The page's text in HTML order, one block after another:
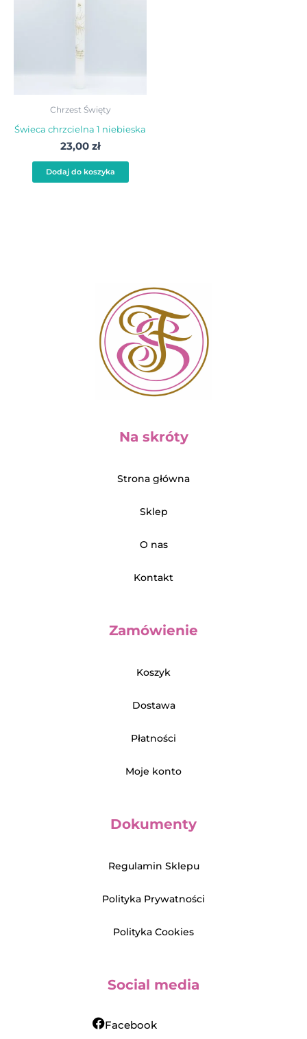
Chrzest Święty
Świeca chrzcielna 1 niebieska
23,00 zł
Dodaj do koszyka
Na skróty
Strona główna
Sklep
O nas
Kontakt
Zamówienie
Koszyk
Dostawa
Płatności
Moje konto
Dokumenty
Regulamin Sklepu
Polityka Prywatności
Polityka Cookies
Social media
Facebook